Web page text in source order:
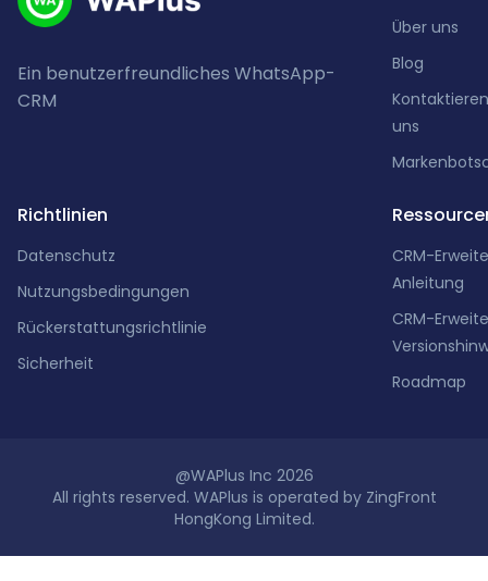
Ein benutzerfreundliches WhatsApp-
CRM
Über uns
Blog
uns
Richtlinien
Datenschutz
Nutzungsbedingungen
Rückerstattungsrichtlinie
Sicherheit
CRM-
Anleitung
CRM-
Roadmap
@WAPlus Inc 2026
All rights reserved. WAPlus is operated by ZingFront
HongKong Limited.